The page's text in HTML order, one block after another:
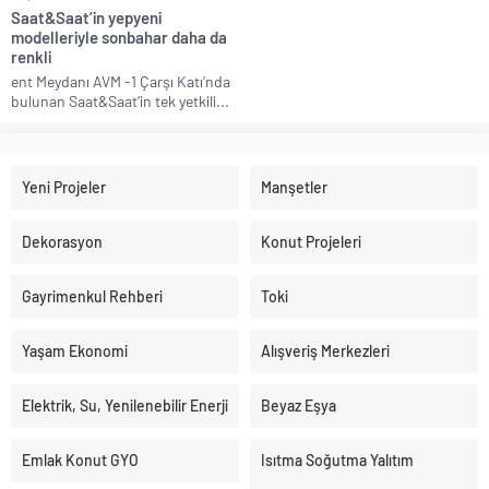
Saat&Saat’in yepyeni
modelleriyle sonbahar daha da
renkli
ent Meydanı AVM -1 Çarşı Katı’nda
bulunan Saat&Saat’in tek yetkili...
Yeni Projeler Manşetler
Dekorasyon Konut Projeleri
Gayrimenkul Rehberi Toki
Yaşam Ekonomi Alışveriş Merkezleri
Elektrik, Su, Yenilenebilir Enerji Beyaz Eşya
Emlak Konut GYO Isıtma Soğutma Yalıtım